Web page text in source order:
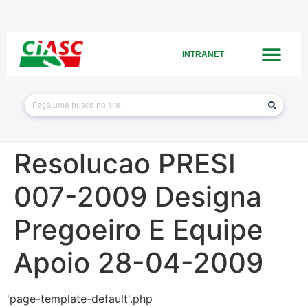
INTRANET
Resolucao PRESI
007-2009 Designa
Pregoeiro E Equipe
Apoio 28-04-2009
'page-template-default'.php